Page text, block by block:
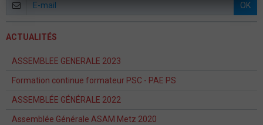
OK
ACTUALITÉS
ASSEMBLEE GENERALE 2023
Formation continue formateur PSC - PAE PS
ASSEMBLÉE GÉNÉRALE 2022
Assemblée Générale ASAM Metz 2020